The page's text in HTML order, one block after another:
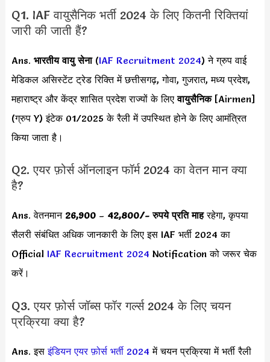
Q1. IAF वायुसैनिक भर्ती 2024 के लिए कितनी रिक्तियां
जारी की जाती हैं?
Ans. भारतीय वायु सेना(IAF Recruitment 2024) ने ग्रुप वाई
मेडिकल असिस्टेंट ट्रेड रिक्ति में छत्तीसगढ़, गोवा, गुजरात, मध्य प्रदेश,
महाराष्ट्र और केंद्र शासित प्रदेश राज्यों के लिएवायुसैनिक[Airmen]
(ग्रुप Y) इंटेक 01/2025 के रैली में उपस्थित होने के लिए आमंत्रित
किया जाता है।
Q2. एयर फ़ोर्स ऑनलाइन फॉर्म 2024 का वेतन मान क्या
है?
Ans. वेतनमान 26,900– 42,800/- रुपये प्रति माहरहेगा, कृपया
सैलरी संबंधित अधिक जानकारी के लिए इस IAF भर्ती 2024 का
Official IAF Recruitment 2024 Notification को जरूर चेक
करें।
Q3. एयर फ़ोर्स जॉब्स फॉर गर्ल्स 2024 के लिए चयन
प्रक्रिया क्या है?
Ans. इसइंडियन एयर फ़ोर्स भर्ती 2024 में चयन प्रक्रिया में भर्ती रैली